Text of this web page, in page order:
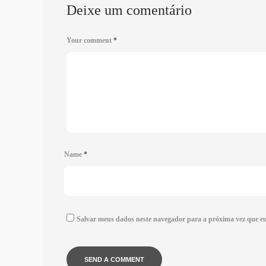
Deixe um comentário
Your comment *
Name *
Salvar meus dados neste navegador para a próxima vez que